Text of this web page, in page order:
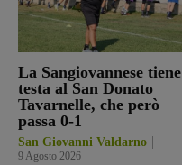
La Sangiovannese tiene
testa al San Donato
Tavarnelle, che però
passa 0-1
San Giovanni Valdarno
9 Agosto 2026